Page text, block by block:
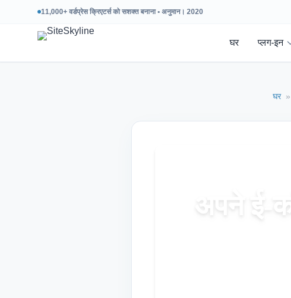
11,000+ वर्डप्रेस क्रिएटर्स को सशक्त बनाना • अनुमान। 2020
घर प्लग-इन
घर »
अपने ई-